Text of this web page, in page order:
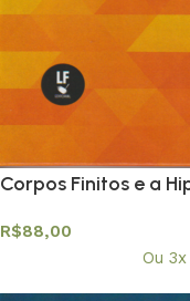
Corpos Finitos e a
Demonstração de
R$88,00
Ou